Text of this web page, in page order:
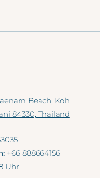
Beach, Koh
84330, Thailand
+66 888664156
Uhr